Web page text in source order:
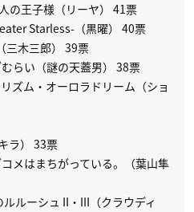
の王子様（リーヤ） 41票
Starless-（黒曜） 40票
三木三郎） 39票
らい（謎の天蓋男） 38票
ズム・オーロラドリーム（ショ
ラ） 33票
メはまちがっている。（葉山隼
ルーシュ II・III（クラウディ